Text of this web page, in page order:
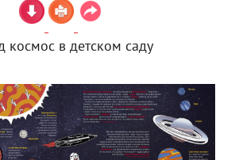
космос в детском саду